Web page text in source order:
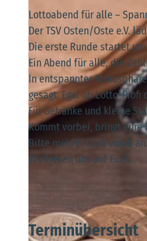
Lottoabend für alle –
Der TSV Osten/Oste e.V.
Die erste Runde startet um
Ein Abend für alle, die
In entspannter
gesagt. Egal ob Lotto-
Für Getränke und kleine
Kommt vorbei, bringt eure
Bitte meldet Euch vorab an.
Wir freuen uns auf Euch.
Terminübersicht